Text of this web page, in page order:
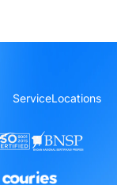
ServiceLocations